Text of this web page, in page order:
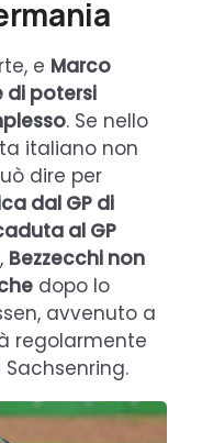
e Marco
di potersi
. Se nello
italiano non
dire per
dal GP di
al GP
Bezzecchi non
dopo lo
avvenuto a
regolarmente